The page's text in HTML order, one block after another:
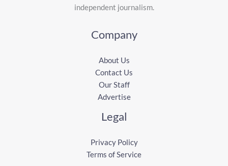
independent journalism.
Company
About Us
Contact Us
Our Staff
Advertise
Legal
Privacy Policy
Terms of Service